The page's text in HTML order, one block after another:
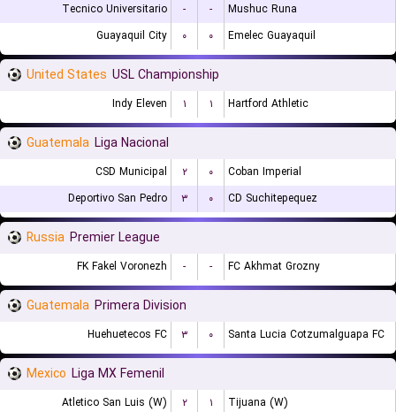
Tecnico Universitario
- -
Mushuc Runa
Guayaquil City
۰ ۰ Emelec Guayaquil
United States USL Championship
Indy Eleven ۱ ۱ Hartford Athletic
Guatemala Liga Nacional
CSD Municipal ۲ ۰
Coban Imperial
Deportivo San Pedro
۳ ۰ CD Suchitepequez
Russia Premier League
FK Fakel Voronezh - - FC Akhmat Grozny
Guatemala Primera Division
Huehuetecos FC ۳ ۰ Santa Lucia Cotzumalguapa FC
Mexico Liga MX Femenil
Atletico San Luis (W) ۲ ۱ Tijuana (W)